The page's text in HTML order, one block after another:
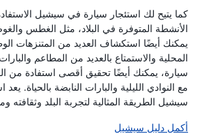
كما يتيح لك استئجار سيارة في سيشيل
الأنشطة المتوفرة في البلاد، مثل الغطس
يمكنك أيضًا استكشاف العديد من المتنزهات
المحلية والاستمتاع بالعديد من المطاعم
سيارة، يمكنك أيضًا تحقيق أقصى استفادة من
مع النوادي الليلية والبارات النابضة بالحياة.
سيشيل الطريقة المثالية لتجربة البلد وثقافته
أكمل دليل سيشيل